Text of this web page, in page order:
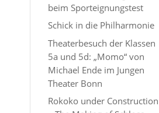
beim Sporteignungstest
Schick in die Philharmonie
Theaterbesuch der Klassen
5a und 5d: „Momo“ von
Michael Ende im Jungen
Theater Bonn
Rokoko under Construction